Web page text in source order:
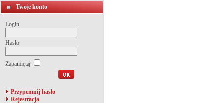
Twoje konto
Login
Hasło
Zapamiętaj
Przypomnij hasło
Rejestracja